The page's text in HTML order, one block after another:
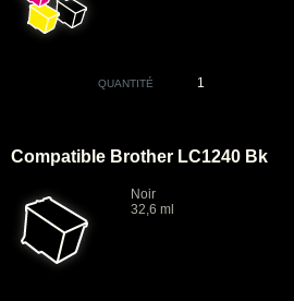
QUANTITÉ
Compatible Brother LC1240 Bk
Noir
32,6 ml